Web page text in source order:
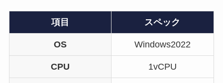
項目 スペック
OS Windows2022
CPU 1vCPU